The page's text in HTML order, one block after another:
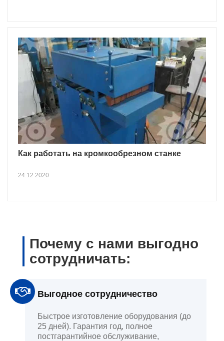
Как работать на кромкообрезном станке
24.12.2020
Почему с нами выгодно
сотрудничать:
Выгодное сотрудничество
Быстрое изготовление оборудования (до
25 дней). Гарантия год, полное
постгарантийное обслуживание,